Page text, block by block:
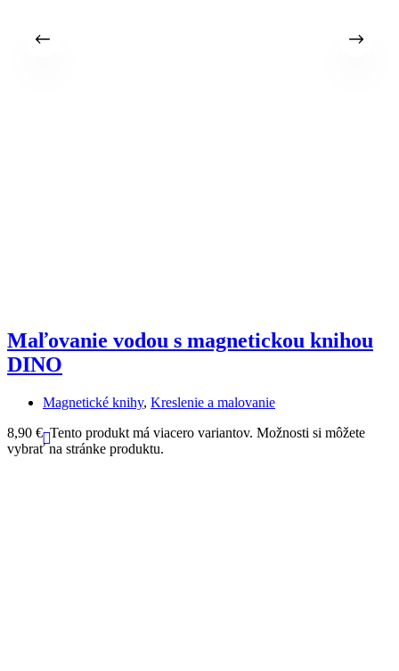
Maľovanie vodou s magnetickou knihou
DINO
Magnetické knihy, Kreslenie a malovanie
8,90 € Tento produkt má viacero variantov. Možnosti si môžete
vybrať na stránke produktu.